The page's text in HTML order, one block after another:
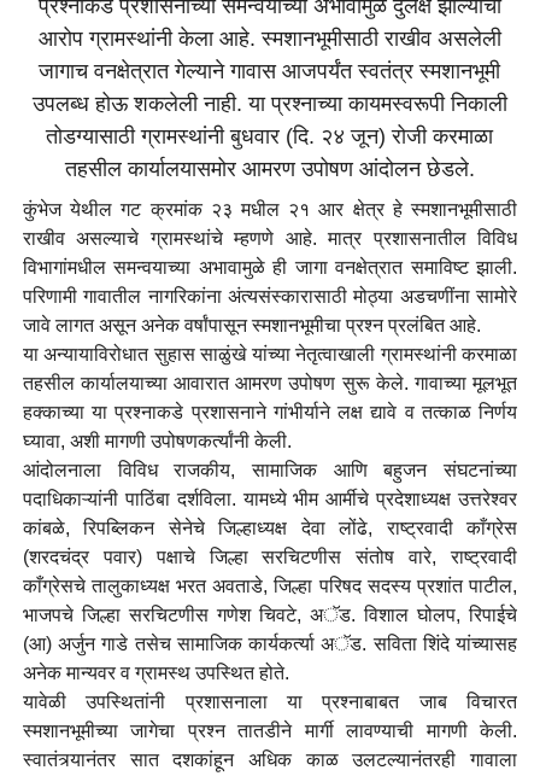
प्रश्नाकडे प्रशासनाच्या समन्वयाच्या अभावामुळे दुर्लक्ष झाल्याचा
आरोप ग्रामस्थांनी केला आहे. स्मशानभूमीसाठी राखीव असलेली
जागाच वनक्षेत्रात गेल्याने गावास आजपर्यंत स्वतंत्र स्मशानभूमी
उपलब्ध होऊ शकलेली नाही. या प्रश्नाच्या कायमस्वरूपी निकाली
तोडग्यासाठी ग्रामस्थांनी बुधवार (दि. २४ जून) रोजी करमाळा
तहसील कार्यालयासमोर आमरण उपोषण आंदोलन छेडले.
कुंभेज येथील गट क्रमांक २३ मधील २१ आर क्षेत्र हे स्मशानभूमीसाठी
राखीव असल्याचे ग्रामस्थांचे म्हणणे आहे. मात्र प्रशासनातील विविध
विभागांमधील समन्वयाच्या अभावामुळे ही जागा वनक्षेत्रात समाविष्ट झाली.
परिणामी गावातील नागरिकांना अंत्यसंस्कारासाठी मोठ्या अडचणींना सामोरे
जावे लागत असून अनेक वर्षांपासून स्मशानभूमीचा प्रश्न प्रलंबित आहे.
या अन्यायाविरोधात सुहास साळुंखे यांच्या नेतृत्वाखाली ग्रामस्थांनी करमाळा
तहसील कार्यालयाच्या आवारात आमरण उपोषण सुरू केले. गावाच्या मूलभूत
हक्काच्या या प्रश्नाकडे प्रशासनाने गांभीर्याने लक्ष द्यावे व तत्काळ निर्णय
घ्यावा, अशी मागणी उपोषणकर्त्यांनी केली.
आंदोलनाला विविध राजकीय, सामाजिक आणि बहुजन संघटनांच्या
पदाधिकाऱ्यांनी पाठिंबा दर्शविला. यामध्ये भीम आर्मीचे प्रदेशाध्यक्ष उत्तरेश्वर
कांबळे, रिपब्लिकन सेनेचे जिल्हाध्यक्ष देवा लोंढे, राष्ट्रवादी काँग्रेस
(शरदचंद्र पवार) पक्षाचे जिल्हा सरचिटणीस संतोष वारे, राष्ट्रवादी
काँग्रेसचे तालुकाध्यक्ष भरत अवताडे, जिल्हा परिषद सदस्य प्रशांत पाटील,
भाजपचे जिल्हा सरचिटणीस गणेश चिवटे, अॅड. विशाल घोलप, रिपाईचे
(आ) अर्जुन गाडे तसेच सामाजिक कार्यकर्त्या अॅड. सविता शिंदे यांच्यासह
अनेक मान्यवर व ग्रामस्थ उपस्थित होते.
यावेळी उपस्थितांनी प्रशासनाला या प्रश्नाबाबत जाब विचारत
स्मशानभूमीच्या जागेचा प्रश्न तातडीने मार्गी लावण्याची मागणी केली.
स्वातंत्र्यानंतर सात दशकांहून अधिक काळ उलटल्यानंतरही गावाला